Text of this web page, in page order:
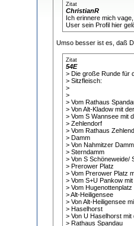
Zitat
ChristianR
Ich erinnere mich
User sein Profil hier
Umso besser ist es, daß
Zitat
54E
> Die große Runde für
> Sitzfleisch:
>
>
> Vom Rathaus
> Von Alt-Kladow mit
> Vom S Wannsee mit
> Zehlendorf
> Vom Rathaus
> Damm
> Von Nahmitzer
> Sterndamm
> Von S Schöneweide/
> Prerower Platz
> Vom Prerower Platz
> Vom S+U Pankow
> Vom
> Alt-Heiligensee
> Von Alt-Heiligensee
> Haselhorst
> Von U Haselhorst
> Rathaus Spandau